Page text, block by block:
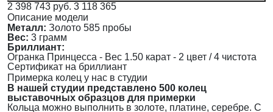
2 398 743 руб. 3 118 365
Описание модели
Металл: Золото 585 пробы
Вес: 3 грамм
Бриллиант:
Огранка Принцесса - Вес 1.50 карат - 2 цвет / 4 чистота
Сертификат на бриллиант
Примерка колец у нас в студии
В нашей студии представлено 500 колец
выставочных образцов для примерки
Кольца можно выполнить в золоте, платине, серебре. С